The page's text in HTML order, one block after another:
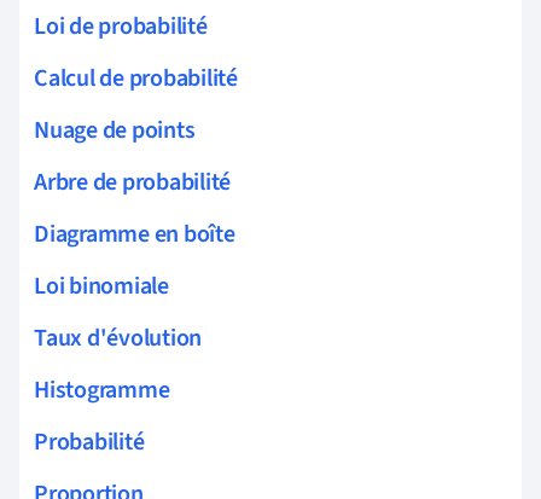
Loi de probabilité
Calcul de probabilité
Nuage de points
Arbre de probabilité
Diagramme en boîte
Loi binomiale
Taux d'évolution
Histogramme
Probabilité